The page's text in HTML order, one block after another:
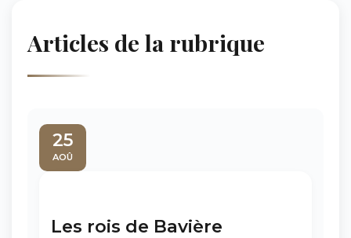
Articles de la rubrique
25
AOÛ
Les rois de Bavière